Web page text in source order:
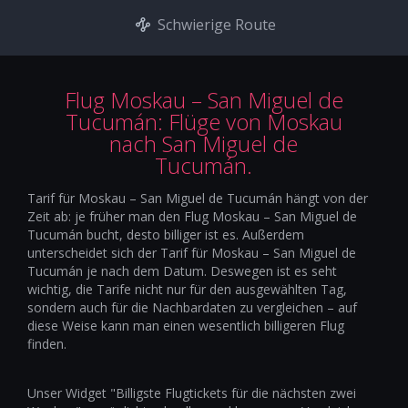
Schwierige Route
Flug Moskau – San Miguel de
Tucumán: Flüge von Moskau
nach San Miguel de
Tucumán.
Tarif für Moskau – San Miguel de Tucumán hängt von der
Zeit ab: je früher man den Flug Moskau – San Miguel de
Tucumán bucht, desto billiger ist es. Außerdem
unterscheidet sich der Tarif für Moskau – San Miguel de
Tucumán je nach dem Datum. Deswegen ist es seht
wichtig, die Tarife nicht nur für den ausgewählten Tag,
sondern auch für die Nachbardaten zu vergleichen – auf
diese Weise kann man einen wesentlich billigeren Flug
finden.
Unser Widget "Billigste Flugtickets für die nächsten zwei